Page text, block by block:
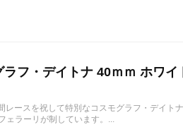
フ・デイトナ 40ｍｍ ホワ
ースを祝して特別なコスモグラフ・デイト
ェラーリが制しています。...